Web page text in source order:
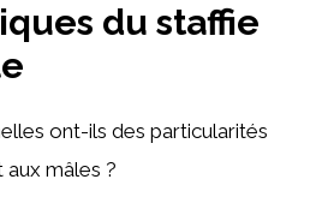
du staffie
ont-ils des particularités
mâles ?